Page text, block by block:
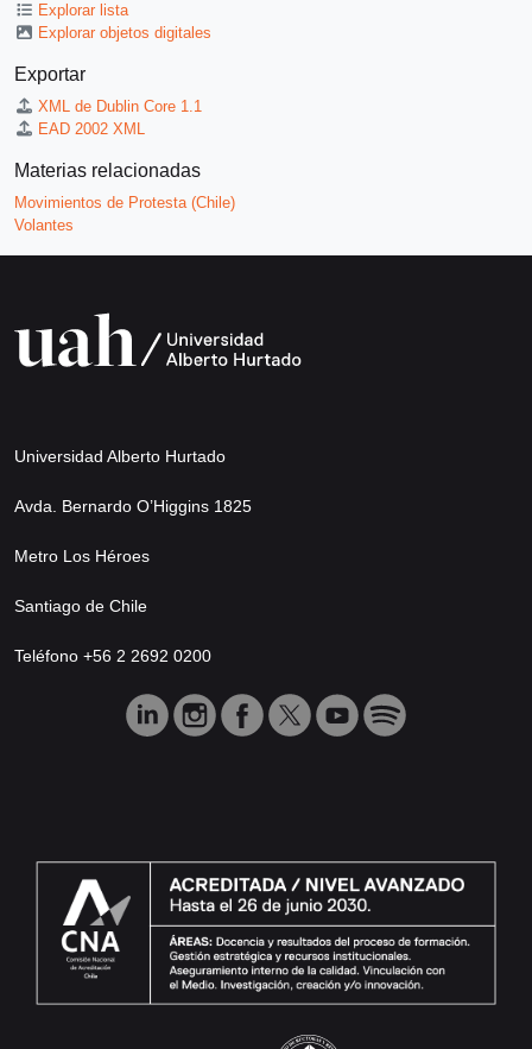
Explorar lista
Explorar objetos digitales
Exportar
XML de Dublin Core 1.1
EAD 2002 XML
Materias relacionadas
Movimientos de Protesta (Chile)
Volantes
Universidad Alberto Hurtado
Avda. Bernardo O’Higgins 1825
Metro Los Héroes
Santiago de Chile
Teléfono +56 2 2692 0200